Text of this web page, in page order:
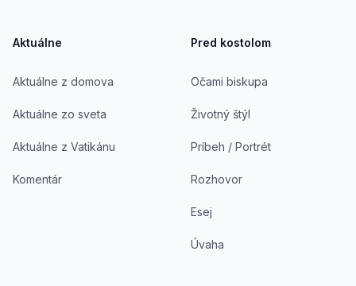
Aktuálne
Aktuálne z domova
Aktuálne zo sveta
Aktuálne z Vatikánu
Komentár
Pred kostolom
Očami biskupa
Životný štýl
Príbeh / Portrét
Rozhovor
Esej
Úvaha